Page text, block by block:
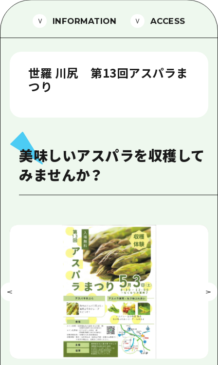
よくあるご質問
INFORMATION ACCESS
世羅 川尻 第13回アスパラま
つり
美味しいアスパラを収穫して
みませんか？